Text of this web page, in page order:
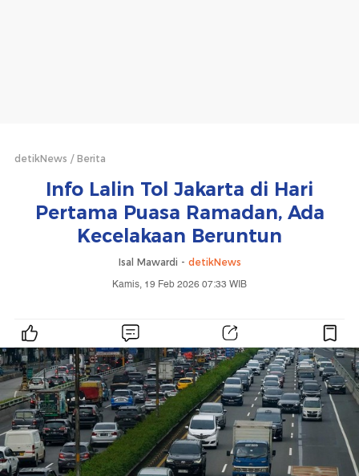
detikNews Berita
Info Lalin Tol Jakarta di Hari
Pertama Puasa Ramadan, Ada
Kecelakaan Beruntun
Isal Mawardi - detikNews
Kamis, 19 Feb 2026 07:33 WIB